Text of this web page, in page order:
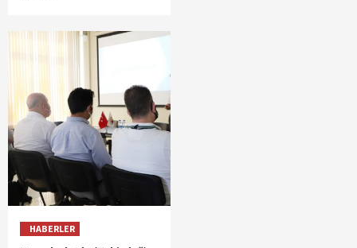
HABERLER